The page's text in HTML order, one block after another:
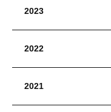
2023
2022
2021